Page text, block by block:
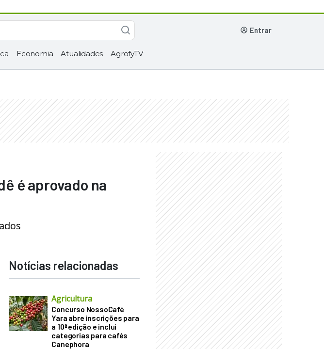
entrar
Economia Atualidades AgrofyTV
é aprovado na
Notícias relacionadas
Agricultura
Concurso NossoCafé
Yara abre inscrições para
a 10ª edição e inclui
categorias para cafés
Canephora